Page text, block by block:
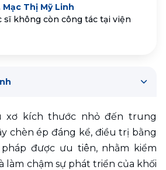
BS. Mạc Thị Mỹ Linh
sĩ không còn công tác tại viện
xơ kích thước nhỏ đến trung
chèn ép đáng kể, điều trị bằng
được ưu tiên, nhằm kiểm
làm chậm sự phát triển của khối